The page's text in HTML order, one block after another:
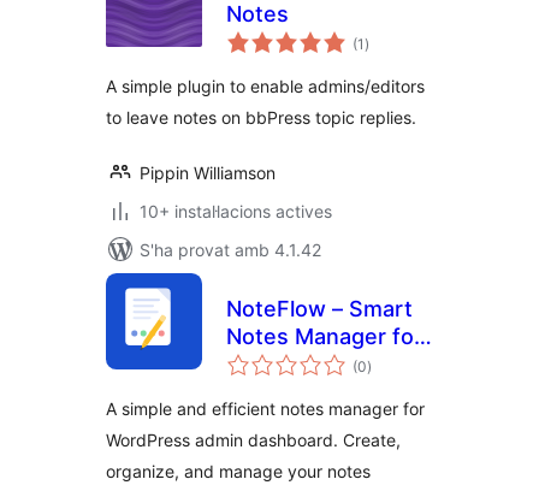
Notes
(1 puntuacions
totals
)
A simple plugin to enable admins/editors
to leave notes on bbPress topic replies.
Pippin Williamson
10+ instal·lacions actives
S'ha provat amb 4.1.42
NoteFlow – Smart
Notes Manager for
WordPress Admin
(0puntuacions
totals
)
A simple and efficient notes manager for
WordPress admin dashboard. Create,
organize, and manage your notes